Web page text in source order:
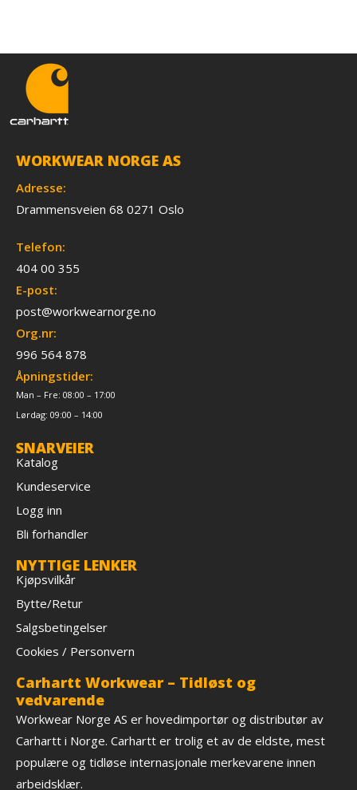
WORKWEAR NORGE AS
Adresse:
Drammensveien 68 0271 Oslo
Telefon:
404 00 355
E-post:
post@workwearnorge.no
Org.nr:
996 564 878
Åpningstider:
Man – Fre: 08:00 – 17:00
Lørdag: 09:00 – 14:00
SNARVEIER
Katalog
Kundeservice
Logg inn
Bli forhandler
NYTTIGE LENKER
Kjøpsvilkår
Bytte/Retur
Salgsbetingelser
Cookies / Personvern
Carhartt Workwear – Tidløst og
vedvarende
Workwear Norge AS er hovedimportør og distributør av
Carhartt i Norge. Carhartt er trolig et av de eldste, mest
populære og tidløse internasjonale merkevarene innen
arbeidsklær.